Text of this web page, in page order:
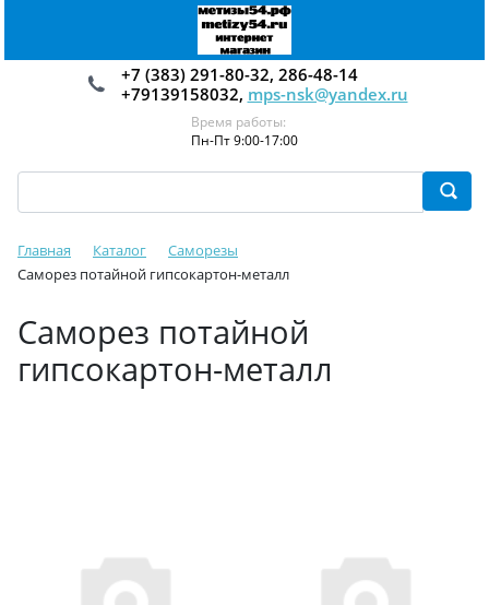
+7 (383) 291-80-32, 286-48-14
+79139158032, mps-nsk@yandex.ru
Время работы:
Пн-Пт 9:00-17:00
Главная Каталог
Саморезы
Саморез потайной гипсокартон-металл
Саморез потайной
гипсокартон-металл